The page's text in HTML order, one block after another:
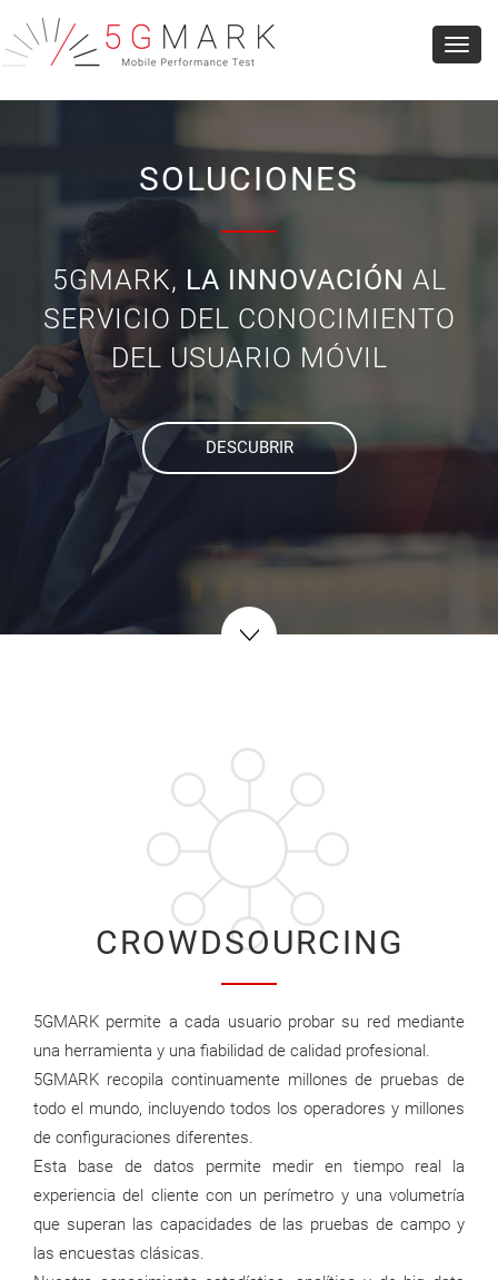
SOLUCIONES
5GMARK, LA INNOVACIÓN AL
SERVICIO DEL CONOCIMIENTO
DEL USUARIO MÓVIL
DESCUBRIR
CROWDSOURCING
5GMARK permite a cada usuario probar su red mediante
una herramienta y una fiabilidad de calidad profesional.
5GMARK recopila continuamente millones de pruebas de
todo el mundo, incluyendo todos los operadores y millones
de configuraciones diferentes.
Esta base de datos permite medir en tiempo real la
experiencia del cliente con un perímetro y una volumetría
que superan las capacidades de las pruebas de campo y
las encuestas clásicas.